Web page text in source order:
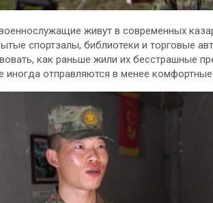
живут в современных
спортзалы, библиотеки и торговые
как раньше жили их бесстрашные
иногда отправляются в менее